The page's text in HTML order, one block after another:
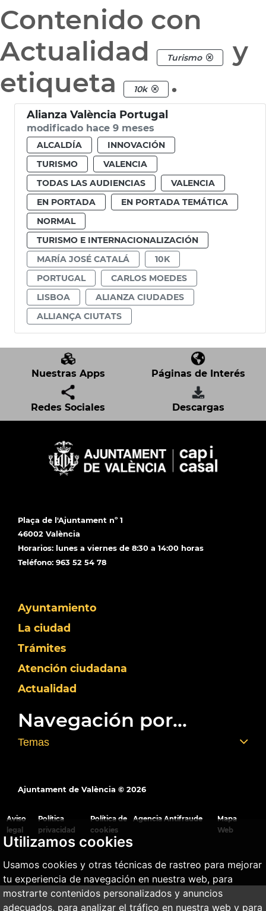
Utilizamos cookies
Usamos cookies y otras técnicas de rastreo para mejorar
tu experiencia de navegación en nuestra web, para
mostrarte contenidos personalizados y anuncios
adecuados, para analizar el tráfico en nuestra web y para
Contenido con
Actualidad
Turismo
y
etiqueta
10k .
Alianza València Portugal
modificado hace 9 meses
ALCALDÍA
INNOVACIÓN
TURISMO
VALENCIA
TODAS LAS AUDIENCIAS
VALENCIA
EN PORTADA
EN PORTADA TEMÁTICA
NORMAL
TURISMO E INTERNACIONALIZACIÓN
MARÍA JOSÉ CATALÁ
10K
PORTUGAL
CARLOS MOEDES
LISBOA
ALIANZA CIUDADES
ALLIANÇA CIUTATS
Nuestras Apps Páginas de Interés
Redes Sociales Descargas
Plaça de l'Ajuntament nº 1
46002 València
Horarios: lunes a viernes de 8:30 a 14:00 horas
Teléfono: 963 52 54 78
Ayuntamiento
La ciudad
Trámites
Atención ciudadana
Actualidad
Navegación por...
Temas
Ajuntament de València © 2026
Aviso
legal
Política
privacidad
Política de
cookies
Agencia Antifraude
Mapa
Web